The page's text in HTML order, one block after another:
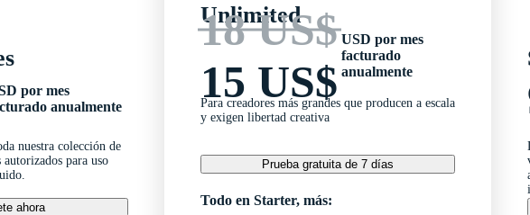
por mes
anualmente
nuestra colección de
para uso
ahora
Unlimited
18 US$
15 US$
USD por mes
facturado
anualmente
Para creadores más grandes que producen a escala
y exigen libertad creativa
Prueba gratuita de 7 días
Todo en Starter, más: